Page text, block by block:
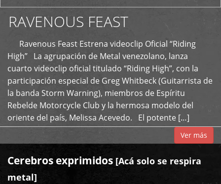
RAVENOUS FEAST
Ravenous Feast Estrena videoclip Oficial “Riding
High” La agrupación de Metal venezolano, lanza
cuarto videoclip oficial titulado “Riding High”, con la
participación especial de Greg Whitbeck (Guitarrista de
la banda Storm Warning), miembros de Espíritu
Rebelde Motorcycle Club y la hermosa modelo del
oriente del país, Melissa Acevedo. El potente […]
Ver más
Cerebros exprimidos [Acá solo se respira
metal]